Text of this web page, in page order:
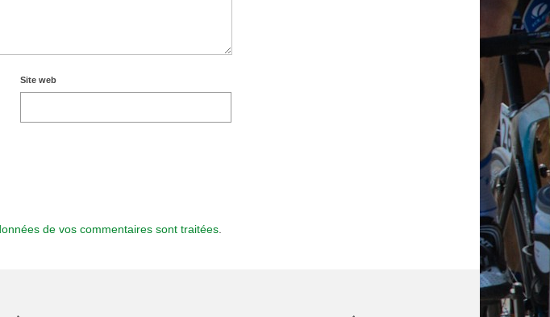
Site web
de vos commentaires sont traitées